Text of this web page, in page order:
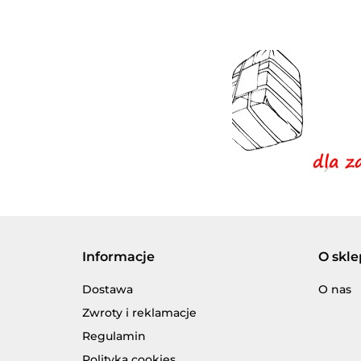
Informacje
Dostawa
Zwroty i reklamacje
Regulamin
O
O nas